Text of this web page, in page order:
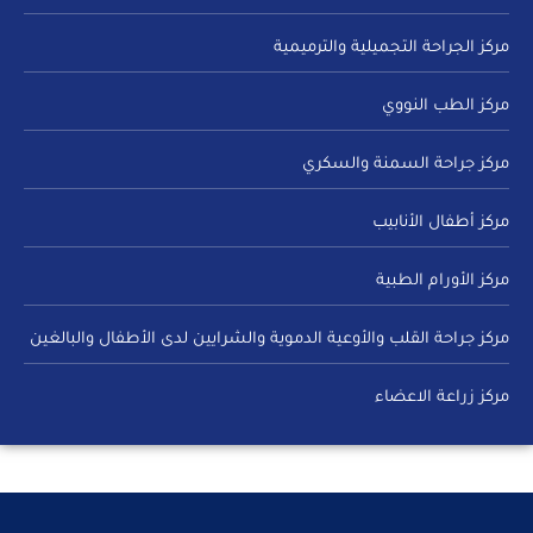
مركز الجراحة التجميلية والترميمية
مركز الطب النووي
مركز جراحة السمنة والسكري
مركز أطفال الأنابيب
مركز الأورام الطبية
مركز جراحة القلب والأوعية الدموية والشرايين لدى الأطفال والبالغين
مركز زراعة الاعضاء